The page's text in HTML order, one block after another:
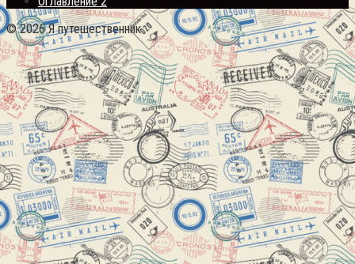
© 2026 Я путешественник